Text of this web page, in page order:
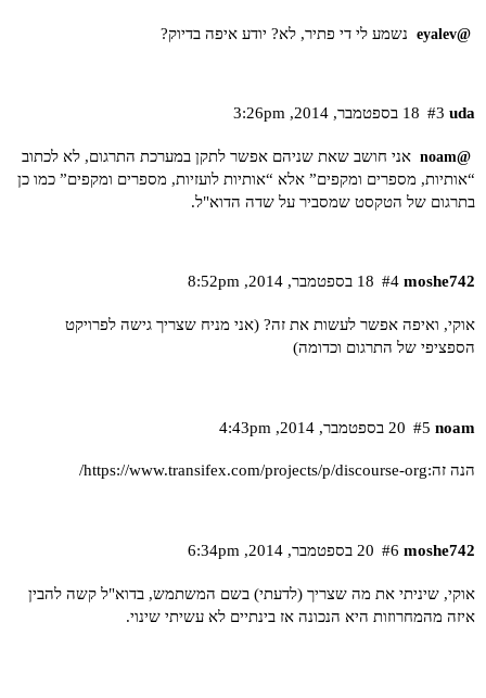
@eyalev נשמע לי די פתיר, לא? יודע איפה בדיוק?
uda 18 בספטמבר,‏ 2014,‏ 3:26pm #3
@noam
אני חושב שאת שניהם אפשר לתקן במערכת התרגום, לא לכתוב
“אותיות, מספרים ומקפים” אלא “אותיות לועזיות, מספרים ומקפים” כמו כן
בתרגום של הטקסט שמסביר על שדה הדוא"ל.
moshe742 18 בספטמבר,‏ 2014,‏ 8:52pm #4
אוקי, ואיפה אפשר לעשות את זה? (אני מניח שצריך גישה לפרויקט
הספציפי של התרגום וכדומה)
noam 20 בספטמבר,‏ 2014,‏ 4:43pm #5
הנה זה:https://www.transifex.com/projects/p/discourse-org/
moshe742 20 בספטמבר,‏ 2014,‏ 6:34pm #6
אוקי, שיניתי את מה שצריך (לדעתי) בשם המשתמש, בדוא"ל קשה להבין
איזה מהמחרוזות היא הנכונה אז בינתיים לא עשיתי שינוי.